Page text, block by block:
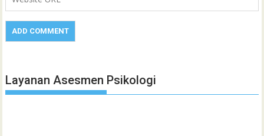
Layanan Asesmen Psikologi